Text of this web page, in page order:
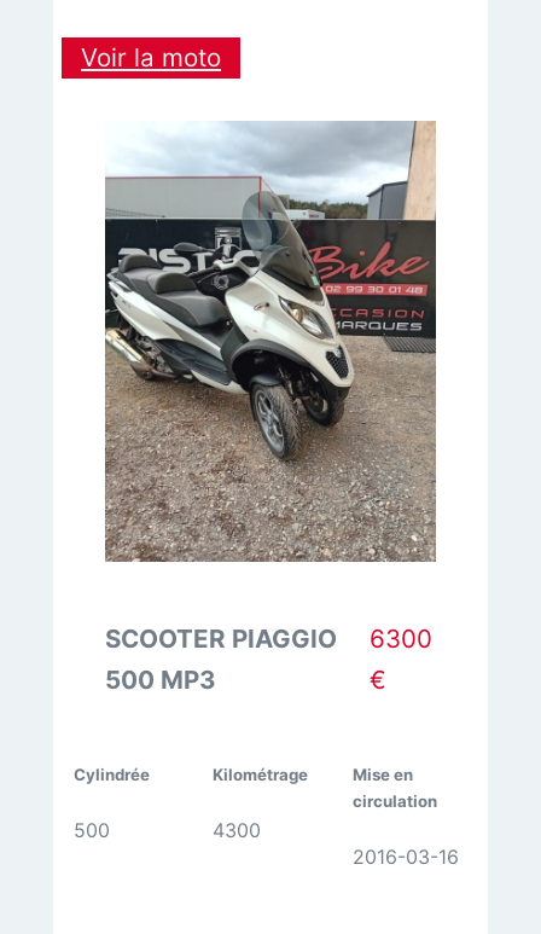
Voir la moto:
1200
R
SCOOTER PIAGGIO
500 MP3
6300
€
Cylindrée
500
Kilométrage
4300
Mise en
circulation
2016-03-16